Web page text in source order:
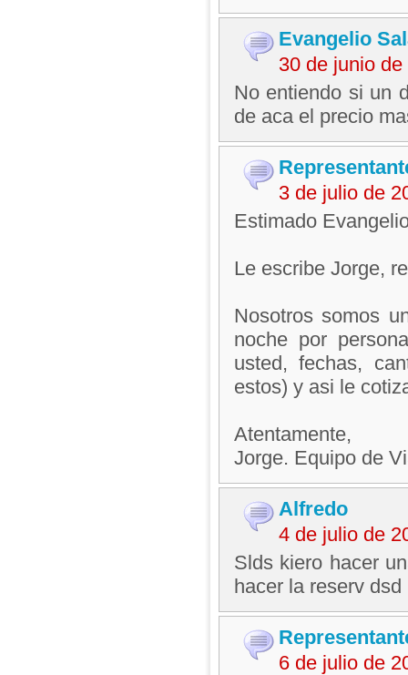
Evangelio
30 de junio
No entiendo si un
de aca el precio
3 de julio de
Estimado
Le escribe Jorge,
Nosotros somos
noche por
usted, fechas,
estos) y asi le
Atentamente,
Jorge. Equipo de
Alfredo
4 de julio de
Slds kiero hacer
hacer la reserv
6 de julio de